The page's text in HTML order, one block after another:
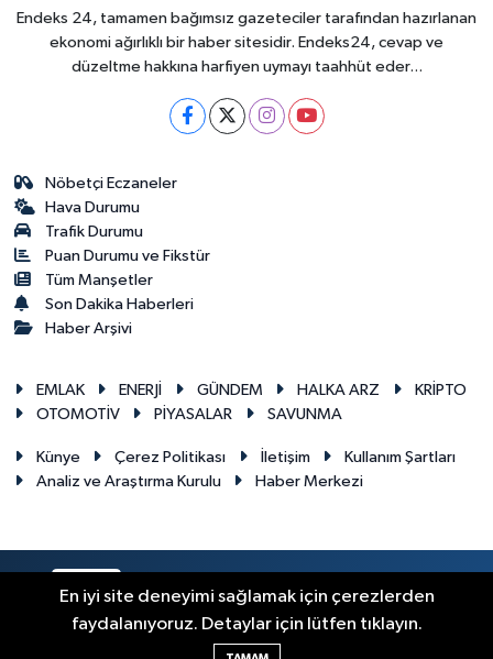
Endeks 24, tamamen bağımsız gazeteciler tarafından hazırlanan
ekonomi ağırlıklı bir haber sitesidir. Endeks24, cevap ve
düzeltme hakkına harfiyen uymayı taahhüt eder...
Nöbetçi Eczaneler
Hava Durumu
Trafik Durumu
Puan Durumu ve Fikstür
Tüm Manşetler
Son Dakika Haberleri
Haber Arşivi
EMLAK ENERJİ GÜNDEM HALKA ARZ
KRİPTO
OTOMOTİV
PİYASALAR SAVUNMA
Künye Çerez Politikası İletişim
Kullanım Şartları
Analiz ve Araştırma Kurulu
Haber Merkezi
Haber Yazılımı:
En iyi site deneyimi sağlamak için çerezlerden
faydalanıyoruz. Detaylar için lütfen tıklayın.